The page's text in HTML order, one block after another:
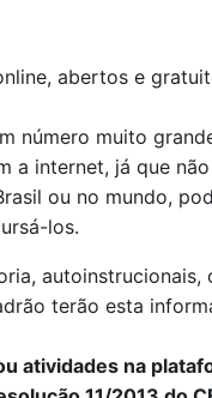
abertos e
número muito
a internet, já que
ou no mundo,
los.
terão esta
atividades na